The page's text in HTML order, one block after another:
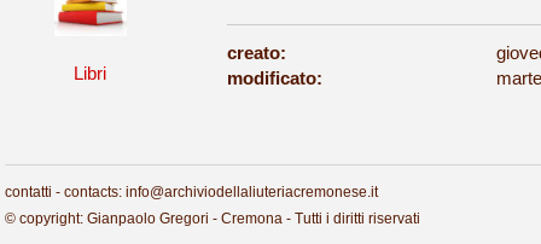
Libri
creato:
modificato:
contatti - contacts: info@archiviodellaliuteriacremonese.it
© copyright: Gianpaolo Gregori - Cremona - Tutti i diritti riservati